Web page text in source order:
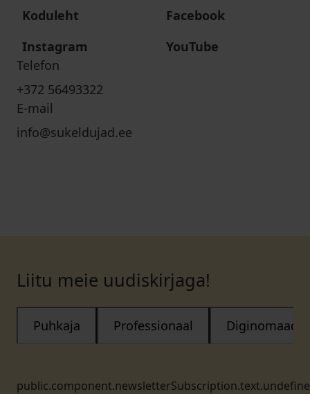
Koduleht
Facebook
Instagram
YouTube
Telefon
+372 56493322
E-mail
info@sukeldujad.ee
Liitu meie uudiskirjaga!
Puhkaja Professionaal Diginomaad